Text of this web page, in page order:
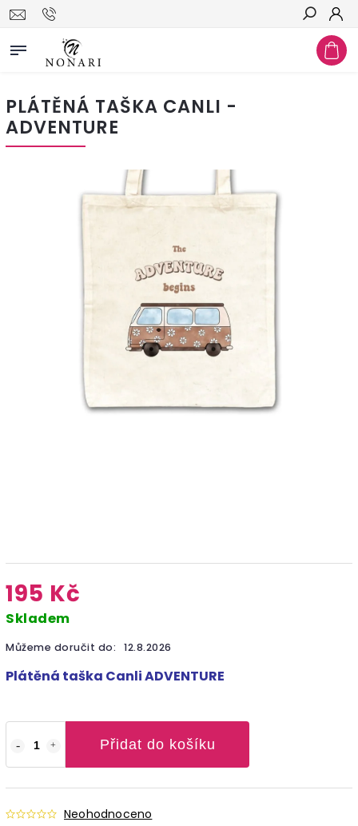
Hledat
PLÁTĚNÁ TAŠKA CANLI -
ADVENTURE
195 Kč
Skladem
Můžeme doručit do: 12.8.2026
Přidat do košíku
Neohodnoceno
Plátěná taška Canli ADVENTURE